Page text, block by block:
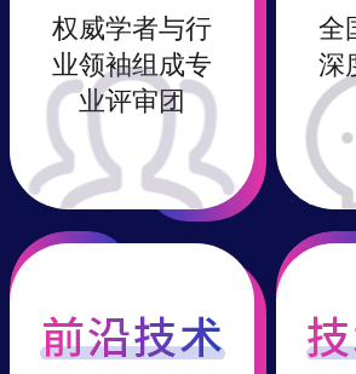
权威学者与行
业领袖组成专
业评审团
全
深